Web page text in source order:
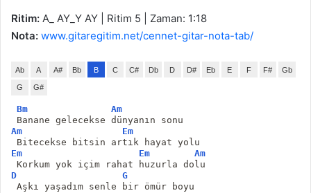
Ritim: A_ AY_Y AY | Ritim 5 | Zaman: 1:18
Nota: www.gitaregitim.net/cennet-gitar-nota-tab/
Ab A A# Bb B C C# Db D D# Eb E F F# Gb
G G#
Bm
Am
Banane gelecekse dünyanın sonu
Am
Em
Bitecekse bitsin artık hayat yolu
Em
Em
Am
Korkum yok içim rahat huzurla dolu
D
G
Aşkı yaşadım senle bir ömür boyu